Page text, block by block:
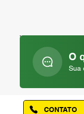
O
Sua
CONTATO